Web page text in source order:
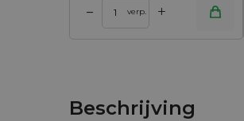
– verp. +
Toevoegen aan winkelwagen
Beschrijving